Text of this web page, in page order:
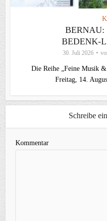
BEDENK-
30. Juli 2026
Die Reihe „Feine Musik
Freitag, 14.
Schreibe
Kommentar